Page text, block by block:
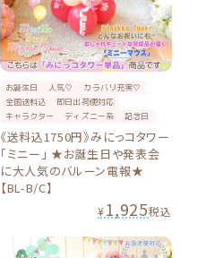
お誕生日 人気♡
カラバリ充実♡
全国送料込
即日出荷便対応
キャラクター
ディズニー系 記念日
《送料込1750円》みにっコタワー
「ミニー」 ★お誕生日や発表会
に大人気のバルーン電報★
【BL-B/C】
¥1,925税込